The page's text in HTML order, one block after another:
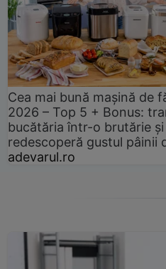
Cea mai bună mașină de
2026 – Top 5 + Bonus:
bucătăria într-o brutărie și
redescoperă gustul pâinii
adevarul.ro